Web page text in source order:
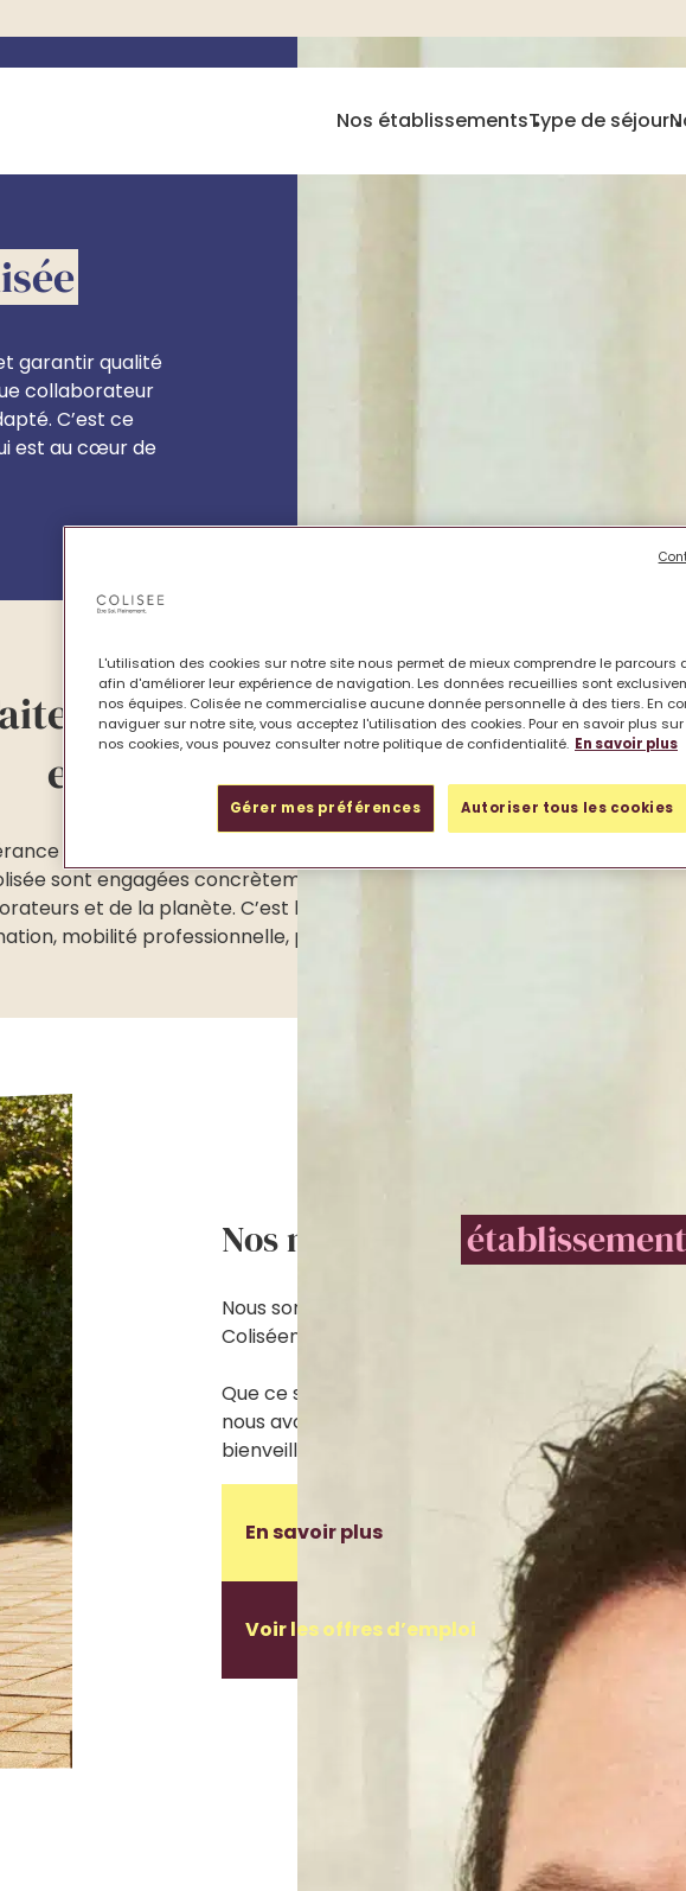
Nos établissementsType de séjour
garantir qualité
collaborateur
C’est ce
est au cœur de
grandir durablement la société
en vous engageant pour le
de vie de la population est une chance, elle est aussi source de
sont engagées concrètement dans le bien commun et centrées sur
et de la planète. C’est la raison de notre choix de devenir une
mobilité professionnelle, plan de carrière : les collaborateurs sont
Nos métiers en établissement
Nous sommes en recherche constante de
Coliséenne et faire rayonner notre engagement.
Que ce soit dans le domaine des soins, de
nous avons de nombreuses opportunités pour
bienveillance, la polyvalence et surtout la
En savoir plus
Voir les offres d’emploi
L'utilisation des cookies sur notre site nous permet de mieux comprendre le parcours
afin d'améliorer leur expérience de navigation. Les données recueillies sont
nos équipes. Colisée ne commercialise aucune donnée personnelle à des tiers. En
naviguer sur notre site, vous acceptez l'utilisation des cookies. Pour en savoir plus
nos cookies, vous pouvez consulter notre politique de confidentialité. En savoir plus
Gérer mes préférences Autoriser tous les cookies